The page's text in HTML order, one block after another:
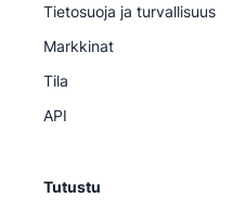
Tietosuoja ja turvallisuus
Markkinat
Tila
API
Tutustu